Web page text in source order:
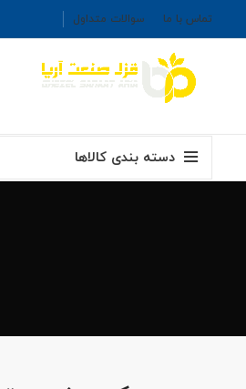
تماس با ما سوالات متداول
دسته بندی کالاها